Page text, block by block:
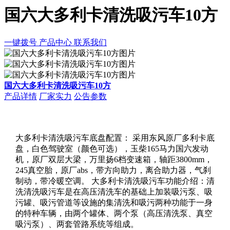
国六大多利卡清洗吸污车10方
一键拨号 产品中心 联系我们
国六大多利卡清洗吸污车10方
产品详情 厂家实力 公告参数
大多利卡清洗吸污车底盘配置： 采用东风原厂多利卡底
盘，白色驾驶室（颜色可选），玉柴165马力国六发动
机，原厂双层大梁，万里扬6档变速箱，轴距3800mm，
245真空胎，原厂abs，带方向助力，离合助力器，气刹
制动，带冷暖空调。 大多利卡清洗吸污车功能介绍：清
洗清洗吸污车是在高压清洗车的基础上加装吸污泵、吸
污罐、吸污管道等设施的集清洗和吸污两种功能于一身
的特种车辆，由两个罐体、两个泵（高压清洗泵、真空
吸污泵）、两套管路系统等组成。